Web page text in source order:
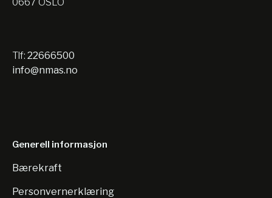
Tlf: 22666500
info@nmas.no
Generell informasjon
Bærekraft
Personvernerklæring